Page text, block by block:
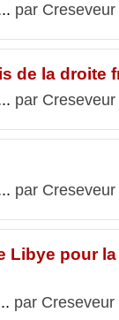
par
de la droite
par
par
Libye pour
par